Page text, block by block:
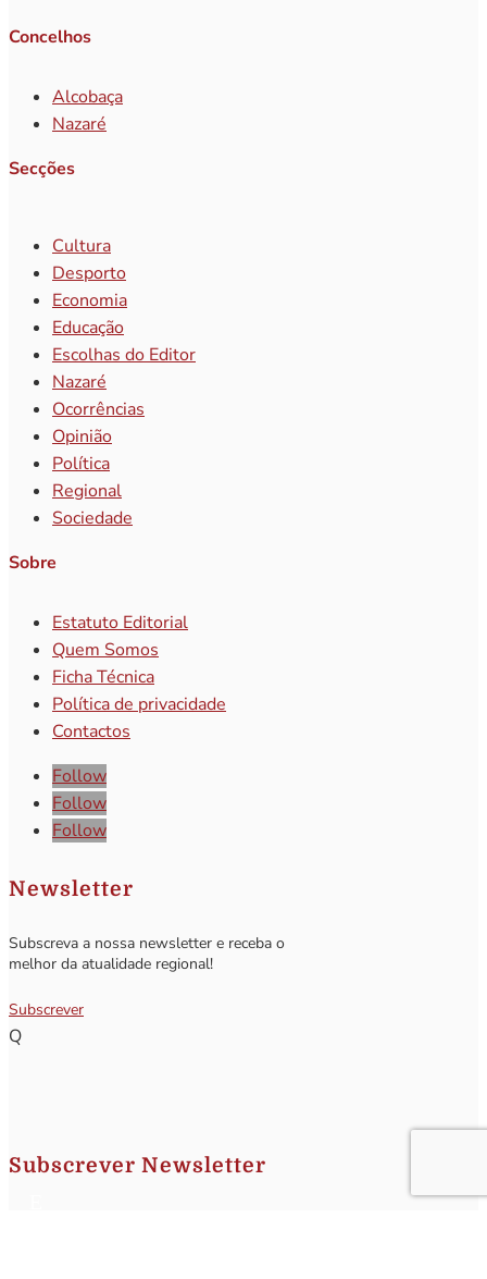
Concelhos
Alcobaça
Nazaré
Secções
Cultura
Desporto
Economia
Educação
Escolhas do Editor
Nazaré
Ocorrências
Opinião
Política
Regional
Sociedade
Sobre
Estatuto Editorial
Quem Somos
Ficha Técnica
Política de privacidade
Contactos
Follow
Follow
Follow
Newsletter
Subscreva a nossa newsletter e receba o
melhor da atualidade regional!
Subscrever
Q
Subscrever Newsletter